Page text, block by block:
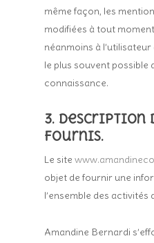
même façon, les
modifiées à tout
néanmoins à
le plus souvent possible
connaissance.
3. Description
fournis.
Le site
objet de fournir une
l’ensemble des activités
Amandine Bernardi